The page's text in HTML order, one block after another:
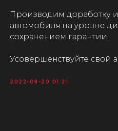
Производим доработку
автомобиля на уровне
сохранением гарантии.
Усовершенствуйте свой
2022-08-20 01:21